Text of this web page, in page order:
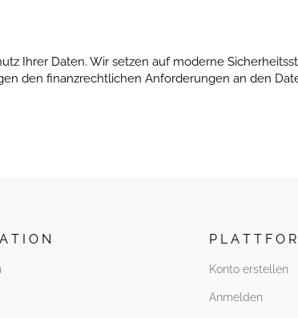
Ihrer Daten. Wir setzen auf moderne
den finanzrechtlichen Anforderungen an den
T I O N P L A T T F O
Konto erstellen
Anmelden